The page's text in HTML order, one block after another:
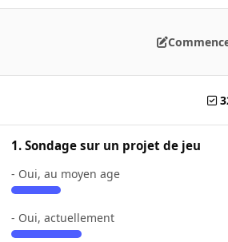
1. Sondage sur un projet de jeu
- Oui, au moyen age
- Oui, actuellement